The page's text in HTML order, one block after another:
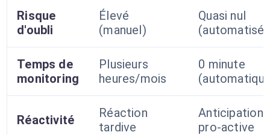
Risque
d'oubli
Élevé
(manuel)
Quasi nul
(automatisé)
Temps de
monitoring
Plusieurs
heures/mois
0 minute
Réactivité
Réaction
tardive
Anticipation
pro-active